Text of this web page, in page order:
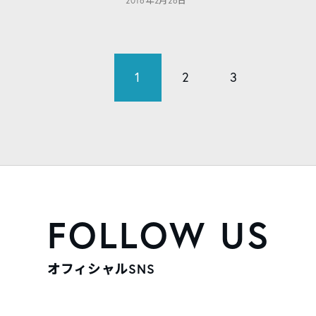
1 2 3
FOLLOW US
オフィシャルSNS